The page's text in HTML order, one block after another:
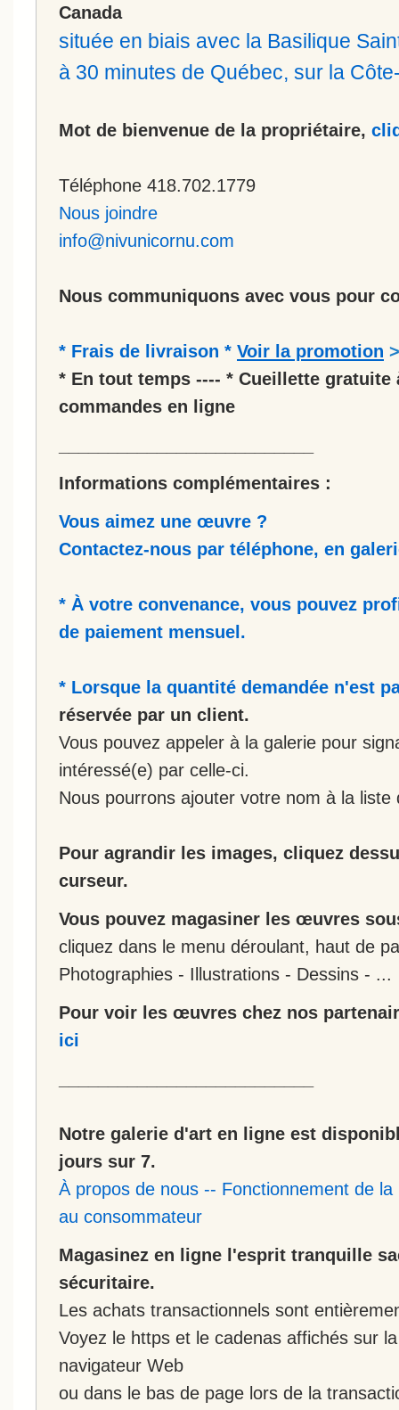
Canada
située en biais avec la Basilique
à 30 minutes de Québec, sur la
Mot de bienvenue de la propriétaire,
Téléphone 418.702.1779
Nous joindre
info@nivunicornu.com
Nous communiquons avec vous pour
* Frais de livraison * Voir la promotion >
* En tout temps ---- * Cueillette gratuite
commandes en ligne
Informations complémentaires :
Vous aimez une œuvre ?
Contactez-nous par téléphone, en
* À votre convenance, vous pouvez
de paiement mensuel.
* Lorsque la quantité demandée n'est
réservée par un client.
Vous pouvez appeler à la galerie pour
intéressé(e) par celle-ci.
Nous pourrons ajouter votre nom à la liste
Pour agrandir les images, cliquez
curseur.
Vous pouvez magasiner les œuvres
cliquez dans le menu déroulant, haut de
Photographies - Illustrations - Dessins - ...
Pour voir les œuvres chez nos
ici
Notre galerie d'art en ligne est
jours sur 7.
À propos de nous -- Fonctionnement de
au consommateur
Magasinez en ligne l'esprit tranquille
sécuritaire.
Les achats transactionnels sont
Voyez le https et le cadenas affichés sur
navigateur Web
ou dans le bas de page lors de la